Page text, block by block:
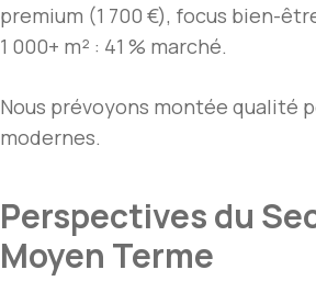
premium (1 700 €), focus bien-
1 000+ m² : 41 % marché.
Nous prévoyons montée qualité
modernes.
Perspectives du
Moyen Terme